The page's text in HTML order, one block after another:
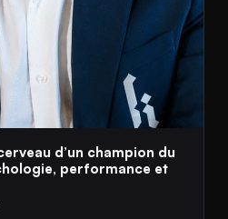
d’un champion du
performance et